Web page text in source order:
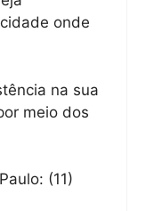
onde
na sua
meio dos
(11)